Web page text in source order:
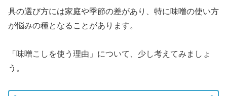
具の選び方には家庭や季節の差があり、特に味噌の使い方
が悩みの種となることがあります。
「味噌こしを使う理由」について、少し考えてみましょ
う。